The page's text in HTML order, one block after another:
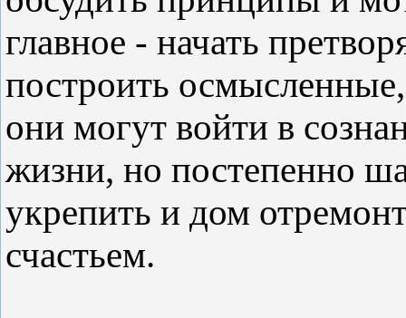
главное - начать
построить
они могут войти в
жизни, но постепенно
укрепить и дом
счастьем.